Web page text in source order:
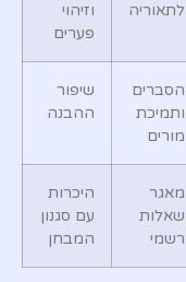
לתאוריה
וזיהוי
פערים
הסברים
ותמיכת
מורים
שיפור
ההבנה
מאגר
שאלות
רשמי
היכרות
עם סגנון
המבחן